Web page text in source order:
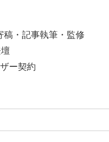
稿・記事執筆・監修
ー契約